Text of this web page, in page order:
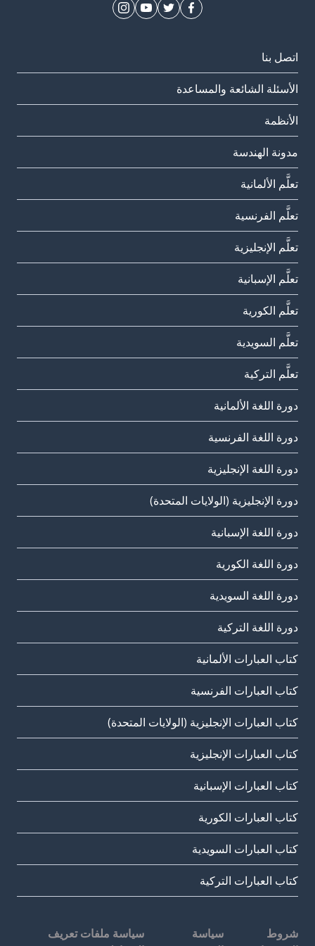
اتصل بنا
الأسئلة الشائعة والمساعدة
الأنظمة
مدونة الهندسة
تعلَّم الألمانية
تعلَّم الفرنسية
تعلَّم الإنجليزية
تعلَّم الإسبانية
تعلَّم الكورية
تعلَّم السويدية
تعلَّم التركية
دورة اللغة الألمانية
دورة اللغة الفرنسية
دورة اللغة الإنجليزية
دورة الإنجليزية (الولايات المتحدة)
دورة اللغة الإسبانية
دورة اللغة الكورية
دورة اللغة السويدية
دورة اللغة التركية
كتاب العبارات الألمانية
كتاب العبارات الفرنسية
كتاب العبارات الإنجليزية (الولايات المتحدة)
كتاب العبارات الإنجليزية
كتاب العبارات الإسبانية
كتاب العبارات الكورية
كتاب العبارات السويدية
كتاب العبارات التركية
شروط
سياسة
سياسة ملفات تعريف